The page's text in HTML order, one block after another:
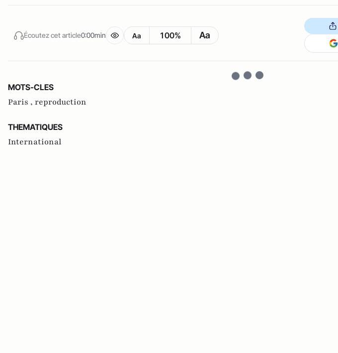
Écoutez cet article0:00min Aa 100% Aa
MOTS-CLES
Paris , reproduction
THEMATIQUES
International